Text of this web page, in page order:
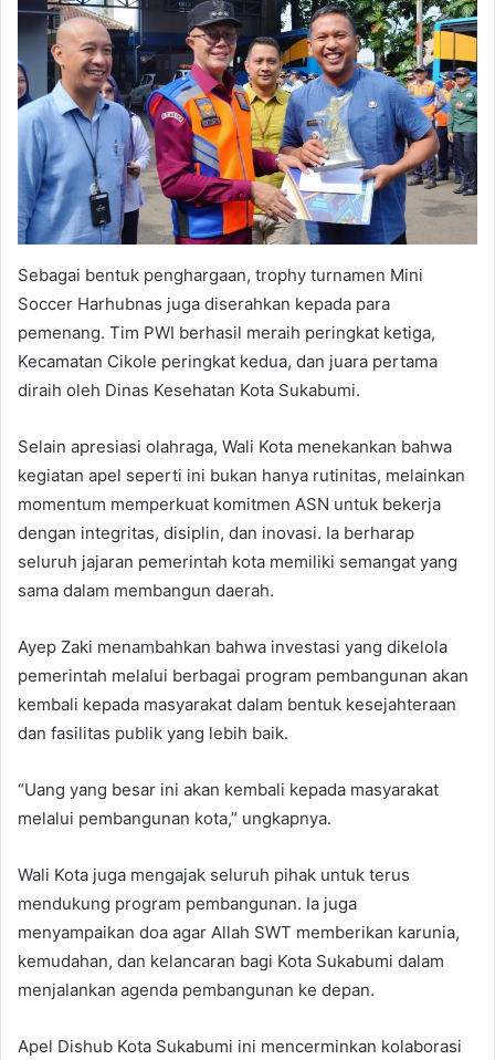
Sebagai bentuk penghargaan, trophy turnamen Mini
Soccer Harhubnas juga diserahkan kepada para
pemenang. Tim PWI berhasil meraih peringkat ketiga,
Kecamatan Cikole peringkat kedua, dan juara pertama
diraih oleh Dinas Kesehatan Kota Sukabumi.
Selain apresiasi olahraga, Wali Kota menekankan bahwa
kegiatan apel seperti ini bukan hanya rutinitas, melainkan
momentum memperkuat komitmen ASN untuk bekerja
dengan integritas, disiplin, dan inovasi. Ia berharap
seluruh jajaran pemerintah kota memiliki semangat yang
sama dalam membangun daerah.
Ayep Zaki menambahkan bahwa investasi yang dikelola
pemerintah melalui berbagai program pembangunan akan
kembali kepada masyarakat dalam bentuk kesejahteraan
dan fasilitas publik yang lebih baik.
“Uang yang besar ini akan kembali kepada masyarakat
melalui pembangunan kota,” ungkapnya.
Wali Kota juga mengajak seluruh pihak untuk terus
mendukung program pembangunan. Ia juga
menyampaikan doa agar Allah SWT memberikan karunia,
kemudahan, dan kelancaran bagi Kota Sukabumi dalam
menjalankan agenda pembangunan ke depan.
Apel Dishub Kota Sukabumi ini mencerminkan kolaborasi